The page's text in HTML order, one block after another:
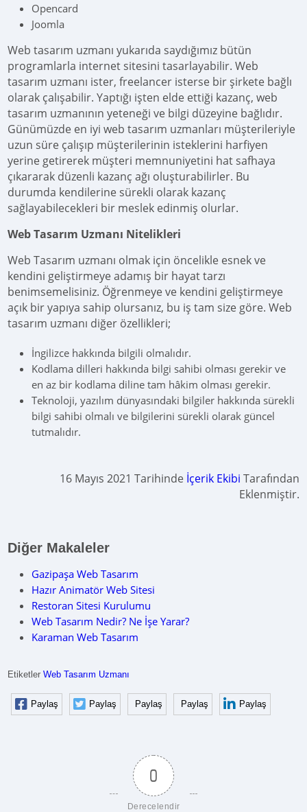
Opencard
Joomla
Web tasarım uzmanı yukarıda saydığımız bütün
programlarla internet sitesini tasarlayabilir. Web
tasarım uzmanı ister, freelancer isterse bir şirkete bağlı
olarak çalışabilir. Yaptığı işten elde ettiği kazanç, web
tasarım uzmanının yeteneği ve bilgi düzeyine bağlıdır.
Günümüzde en iyi web tasarım uzmanları müşterileriyle
uzun süre çalışıp müşterilerinin isteklerini harfiyen
yerine getirerek müşteri memnuniyetini hat safhaya
çıkararak düzenli kazanç ağı oluşturabilirler. Bu
durumda kendilerine sürekli olarak kazanç
sağlayabilecekleri bir meslek edinmiş olurlar.
Web Tasarım Uzmanı Nitelikleri
Web Tasarım uzmanı olmak için öncelikle esnek ve
kendini geliştirmeye adamış bir hayat tarzı
benimsemelisiniz. Öğrenmeye ve kendini geliştirmeye
açık bir yapıya sahip olursanız, bu iş tam size göre. Web
tasarım uzmanı diğer özellikleri;
İngilizce hakkında bilgili olmalıdır.
Kodlama dilleri hakkında bilgi sahibi olması gerekir ve
en az bir kodlama diline tam hâkim olması gerekir.
Teknoloji, yazılım dünyasındaki bilgiler hakkında sürekli
bilgi sahibi olmalı ve bilgilerini sürekli olarak güncel
tutmalıdır.
16 Mayıs 2021 Tarihinde İçerik Ekibi Tarafından
Eklenmiştir.
Diğer Makaleler
Gazipaşa Web Tasarım
Hazır Animatör Web Sitesi
Restoran Sitesi Kurulumu
Web Tasarım Nedir? Ne İşe Yarar?
Karaman Web Tasarım
EtiketlerWeb Tasarım Uzmanı
Paylaş Paylaş Paylaş Paylaş Paylaş
0
Derecelendir